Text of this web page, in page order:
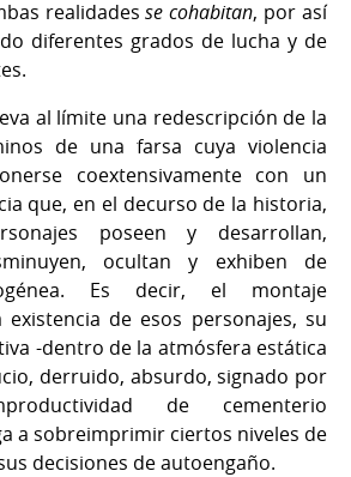
realidadesse cohabitan, por así
diferentes grados de lucha y de
al límite una redescripción de la
de una farsa cuya violencia
coextensivamente con un
que, en el decurso de la historia,
poseen y desarrollan,
ocultan y exhiben de
Es decir, el montaje
de esos personajes, su
-dentro de la atmósfera estática
derruido, absurdo, signado por
de cementerio
a sobreimprimir ciertos niveles de
decisiones de autoengaño.